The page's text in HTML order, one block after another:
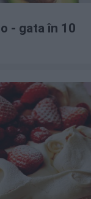
- gata în 10